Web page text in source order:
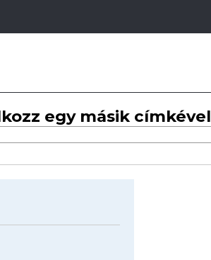
egy másik címkével